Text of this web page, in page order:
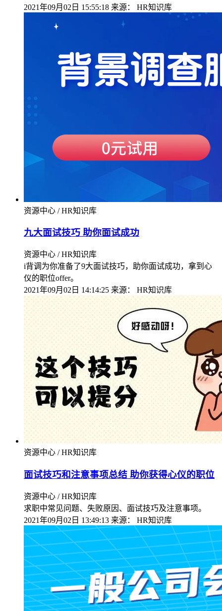
2021年09月02日 15:55:18 来源： HR知识库
资源中心 / HR知识库
九大面试技巧 助你面试成功
资源中心 / HR知识库
i背调为你准备了9大面试技巧，助你面试成功，拿到心
仪的职位offer。
2021年09月02日 14:14:25 来源： HR知识库
资源中心 / HR知识库
面试技巧和注意事项总结 助你获得心仪的职位
资源中心 / HR知识库
求职中常见问题、失败原因、面试技巧及注意事项。
2021年09月02日 13:49:13 来源： HR知识库